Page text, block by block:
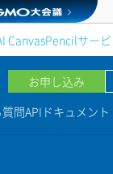
CanvasPencilサー
お申し込み
問APIドキュメント